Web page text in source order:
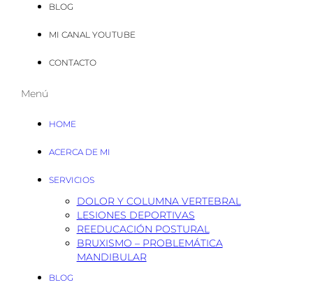
BLOG
MI CANAL YOUTUBE
CONTACTO
Menú
HOME
ACERCA DE MI
SERVICIOS
DOLOR Y COLUMNA VERTEBRAL
LESIONES DEPORTIVAS
REEDUCACIÓN POSTURAL
BRUXISMO – PROBLEMÁTICA
MANDIBULAR
BLOG